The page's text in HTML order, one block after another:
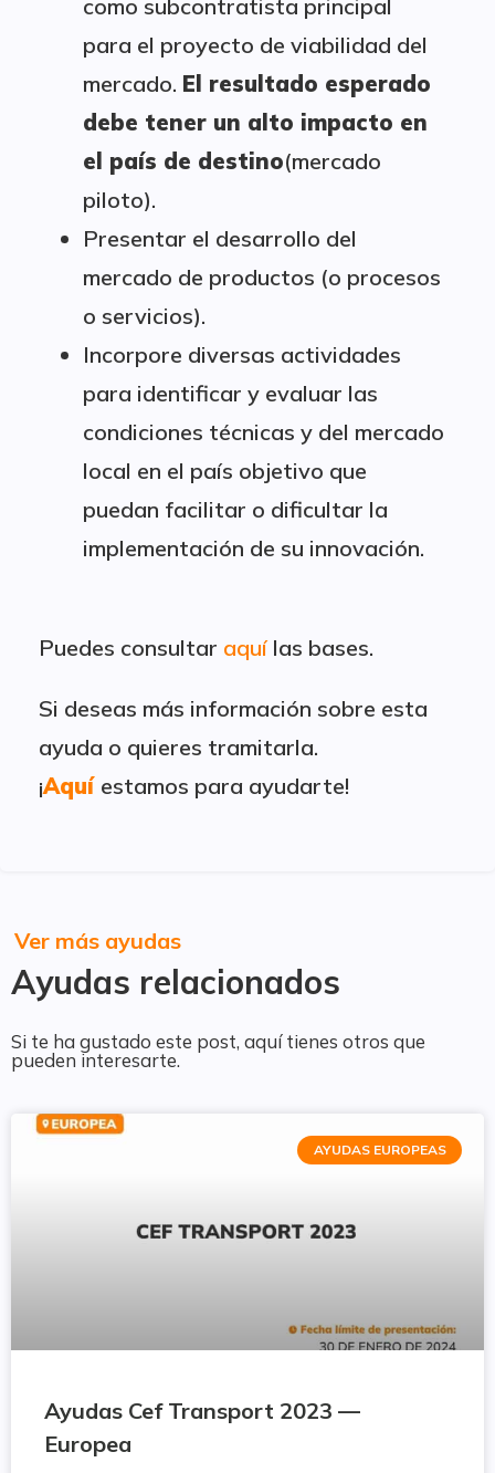
como subcontratista principal
para el proyecto de viabilidad del
mercado. El resultado esperado
debe tener un alto impacto en
el país de destino(mercado
piloto).
Presentar el desarrollo del
mercado de productos (o procesos
o servicios).
Incorpore diversas actividades
para identificar y evaluar las
condiciones técnicas y del mercado
local en el país objetivo que
puedan facilitar o dificultar la
implementación de su innovación.
Puedes consultar aquílas bases.
Si deseas más información sobre esta
ayuda o quieres tramitarla.
¡Aquí estamos para ayudarte!
Ayudas relacionados
Ver más ayudas
Si te ha gustado este post, aquí tienes otros que
pueden interesarte.
AYUDAS EUROPEAS
Ayudas Cef Transport 2023 —
Europea